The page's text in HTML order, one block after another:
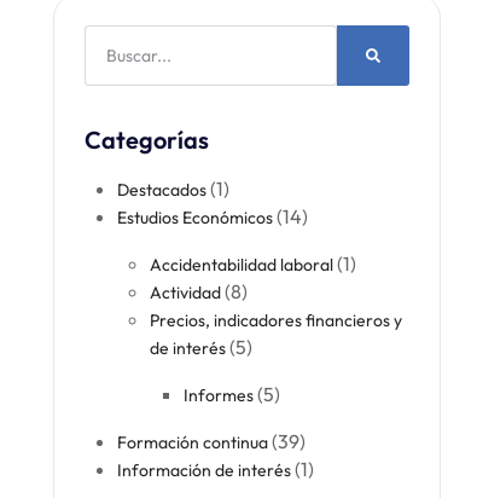
Categorías
Destacados(1)
Estudios Económicos(14)
Accidentabilidad laboral​(1)
Actividad​(8)
Precios, indicadores financieros y
de interés(5)
Informes(5)
Formación continua​(39)
Información de interés(1)